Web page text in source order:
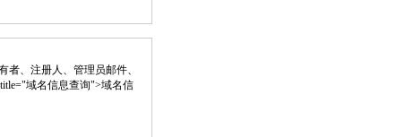
、注册人、管理员邮件、
title="域名信息查询">域名信